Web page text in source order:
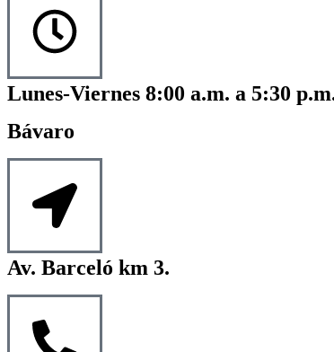
Lunes-Viernes 8:00 a.m. a 5:30
Bávaro
Av. Barceló km 3.